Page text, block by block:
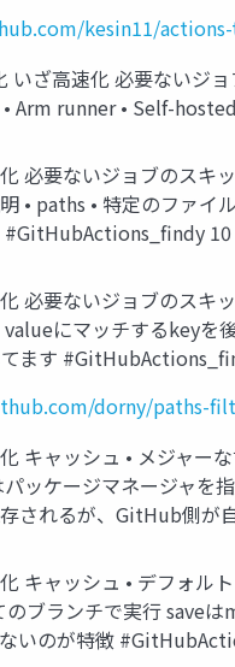
kesin11/
いざ高速化 必要ないジ
• Arm runner • Self-
必要ないジョブのスキ
• paths • 特定のファイ
#GitHubActions_findy 10
必要ないジョブのスキ
valueにマッチするkey
ます
dorny/paths-
キャッシュ • メジャー
ッケージマネージャを
されるが、GitHub側が
キャッシュ • デフォル
ブランチで実行 save
いのが特徴